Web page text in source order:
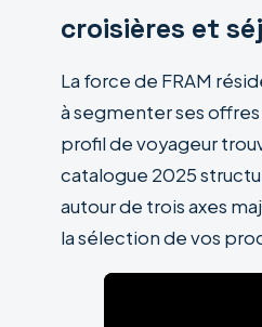
croisières et
La force de FRAM
à segmenter ses
profil de voyageur
catalogue 2025
autour de trois axes
la sélection de vos